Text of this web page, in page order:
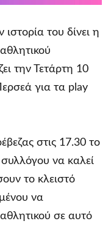
ιστορία του δίνει η
την Τετάρτη 10
για τα play
στις 17.30 το
να καλεί
το κλειστό
να
σε αυτό